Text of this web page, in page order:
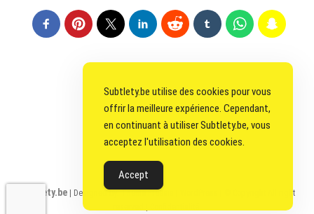
Subtlety.be| Designed by:
| © Copyright All right
Subtlety.be utilise des cookies pour vous
offrir la meilleure expérience. Cependant,
en continuant à utiliser Subtlety.be, vous
acceptez l'utilisation des cookies.
Accept